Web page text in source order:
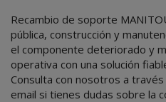
Recambio de soporte
pública, construcción y
el componente deteriorado y
operativa con una solución
Consulta con nosotros a
email si tienes dudas sobre la